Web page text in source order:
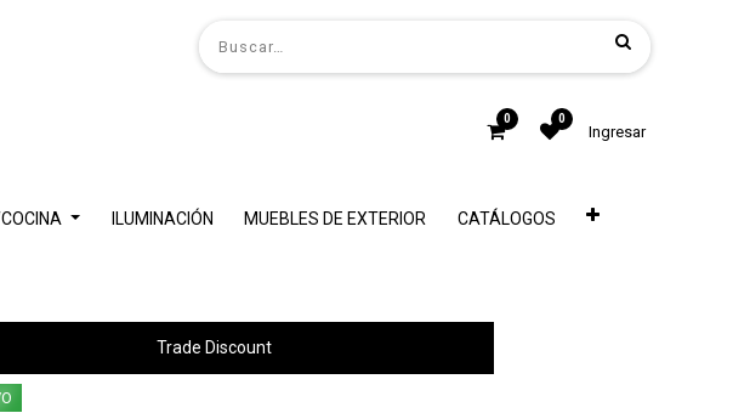
0 0
Ingresar
ILUMINACIÓN MUEBLES DE EXTERIOR CATÁLOGOS
Trade Discount